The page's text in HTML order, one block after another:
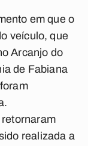
em que o
veículo, que
Arcanjo do
de Fabiana
realizada a